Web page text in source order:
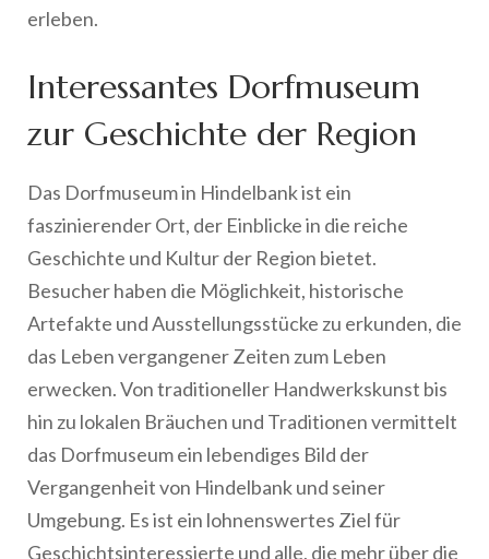
erleben.
Interessantes Dorfmuseum
zur Geschichte der Region
Das Dorfmuseum in Hindelbank ist ein
faszinierender Ort, der Einblicke in die reiche
Geschichte und Kultur der Region bietet.
Besucher haben die Möglichkeit, historische
Artefakte und Ausstellungsstücke zu erkunden, die
das Leben vergangener Zeiten zum Leben
erwecken. Von traditioneller Handwerkskunst bis
hin zu lokalen Bräuchen und Traditionen vermittelt
das Dorfmuseum ein lebendiges Bild der
Vergangenheit von Hindelbank und seiner
Umgebung. Es ist ein lohnenswertes Ziel für
Geschichtsinteressierte und alle, die mehr über die